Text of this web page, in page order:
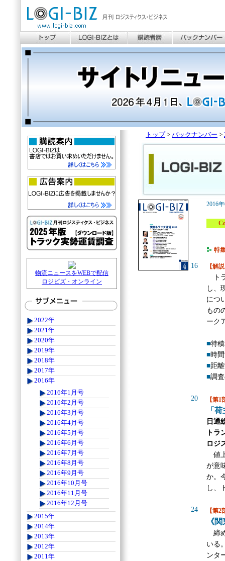
トップ > バックナンバー >
2016
特
16 【解
ト
し、
につ
もの
ーク
■特
■時
■距
■調
20 【第
「
日通
ト
ロジ
値
が意
か。
し、
24 【第
《
締
いる
ンタ
物流ニュースをWEBで配信
ロジビズ・オンライン
2022年
2021年
2020年
2019年
2018年
2017年
2016年
2016年1月号
2016年2月号
2016年3月号
2016年4月号
2016年5月号
2016年6月号
2016年7月号
2016年8月号
2016年9月号
2016年10月号
2016年11月号
2016年12月号
2015年
2014年
2013年
2012年
2011年